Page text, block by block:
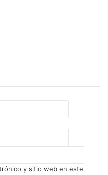
y sitio web en este